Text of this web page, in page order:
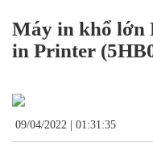
Máy in khổ lớn
in Printer
09/04/2022 | 01:31:35